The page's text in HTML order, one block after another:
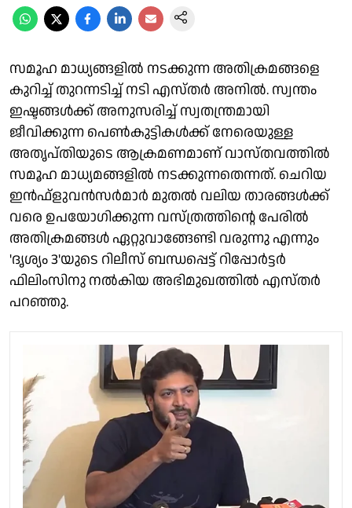
സമൂഹ മാധ്യങ്ങളിൽ നടക്കുന്ന അതിക്രമങ്ങളെ
കുറിച്ച് തുറന്നടിച്ച് നടി എസ്തർ അനിൽ. സ്വന്തം
ഇഷ്ടങ്ങൾക്ക് അനുസരിച്ച് സ്വതന്ത്രമായി
ജീവിക്കുന്ന പെൺകുട്ടികൾക്ക് നേരെയുള്ള
അതൃപ്തിയുടെ ആക്രമണമാണ് വാസ്തവത്തിൽ
സമൂഹ മാധ്യമങ്ങളിൽ നടക്കുന്നതെന്നത്. ചെറിയ
ഇൻഫ്ളുവൻസർമാർ മുതൽ വലിയ താരങ്ങൾക്ക്
വരെ ഉപയോഗിക്കുന്ന വസ്ത്രത്തിന്റെ പേരിൽ
അതിക്രമങ്ങൾ ഏറ്റുവാങ്ങേണ്ടി വരുന്നു എന്നും
'ദൃശ്യം 3'യുടെ റിലീസ് ബന്ധപ്പെട്ട് റിപ്പോർട്ടർ
ഫിലിംസിനു നൽകിയ അഭിമുഖത്തിൽ എസ്തർ
പറഞ്ഞു.